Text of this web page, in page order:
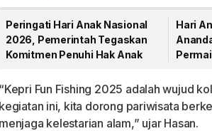
Peringati Hari Anak Nasional
2026, Pemerintah Tegaskan
Komitmen Penuhi Hak Anak
Hari
“Kepri Fun Fishing 2025 adalah wujud
kegiatan ini, kita dorong pariwisata
menjaga kelestarian alam,” ujar Hasan.